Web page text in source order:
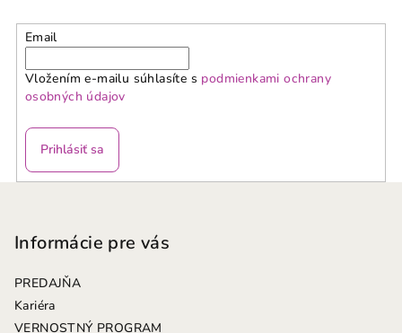
Email
Vložením e-mailu súhlasíte s podmienkami ochrany
osobných údajov
Prihlásiť sa
Informácie pre vás
PREDAJŇA
Kariéra
VERNOSTNÝ PROGRAM